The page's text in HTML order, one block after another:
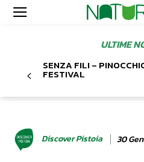
ULTIME
SENZA FILI –
FESTIVAL
Discover Pistoia 30